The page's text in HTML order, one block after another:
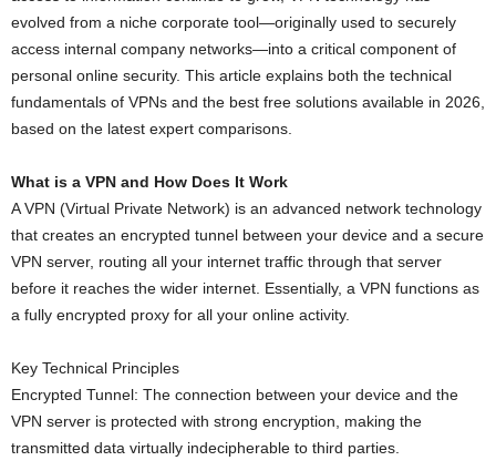
evolved from a niche corporate tool—originally used to securely
access internal company networks—into a critical component of
personal online security. This article explains both the technical
fundamentals of VPNs and the best free solutions available in 2026,
based on the latest expert comparisons.
What is a VPN and How Does It Work
A VPN (Virtual Private Network) is an advanced network technology
that creates an encrypted tunnel between your device and a secure
VPN server, routing all your internet traffic through that server
before it reaches the wider internet. Essentially, a VPN functions as
a fully encrypted proxy for all your online activity.
Key Technical Principles
Encrypted Tunnel: The connection between your device and the
VPN server is protected with strong encryption, making the
transmitted data virtually indecipherable to third parties.